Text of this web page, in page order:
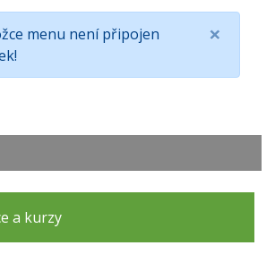
×
menu není připojen
a kurzy